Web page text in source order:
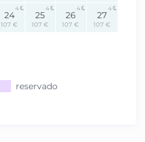
24
107 €
4
25
107 €
4
26
107 €
4
27
107 €
4
reservado